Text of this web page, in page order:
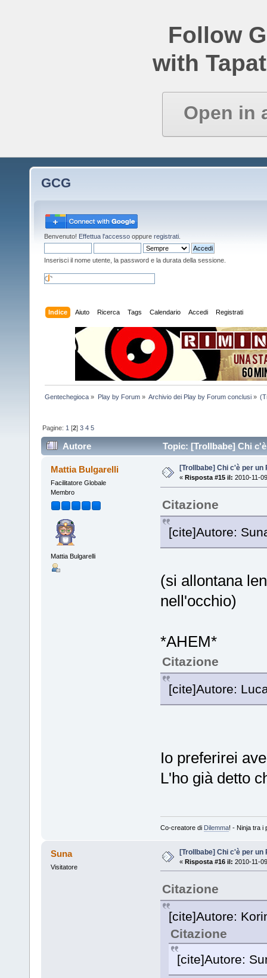
Follow
with
Open in
GCG
Benvenuto! Effettua l'accesso oppure registrati
Inserisci il nome utente, la password e la durata della sessione.
Indice Aiuto Ricerca Tags Calendario Accedi Registrati
Gentechegioca » Play by Forum» Archivio dei Play by Forum conclusi»
Pagine: 1 [2]3 4 5
Autore Topic: [Trollbabe] Chi
Mattia Bulgarelli
Facilitatore Globale
Membro
Mattia Bulgarelli
[Trollbabe] Chi c'è per un
« Risposta #15 il: 2010-11-
Citazione
[cite]Autore:
(si allontana
nell'occhio)
*AHEM*
Citazione
[cite]Autore:
Io preferirei
L'ho già detto
Co-creatore di Dilemma! - Ninja tra i
Suna
Visitatore
[Trollbabe] Chi c'è per un
« Risposta #16 il: 2010-11-
Citazione
[cite]Autore:
Citazione
[cite]Autore: